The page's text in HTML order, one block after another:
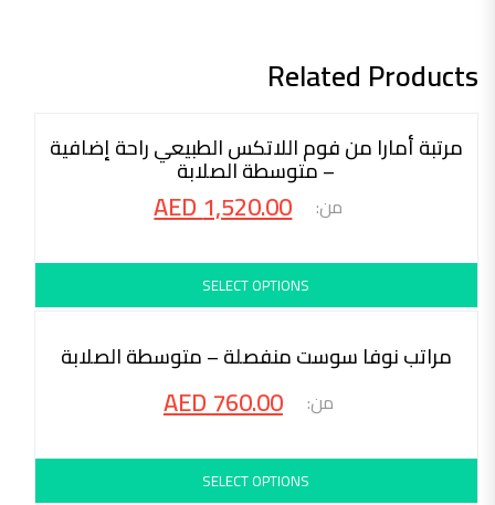
Related Products
محاكمة 30 ليلة
مرتبة أمارا من فوم اللاتكس الطبيعي راحة إضافية
– متوسطة الصلابة
AED1,520.00
SELECT OPTIONS
مراتب نوفا سوست منفصلة – متوسطة الصلابة
AED760.00
SELECT OPTIONS